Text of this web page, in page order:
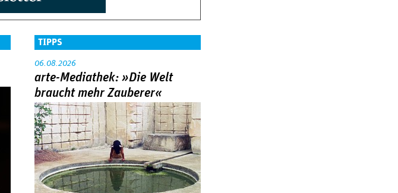
TIPPS
06.08.2026
arte-Mediathek: »Die Welt
braucht mehr Zauberer«